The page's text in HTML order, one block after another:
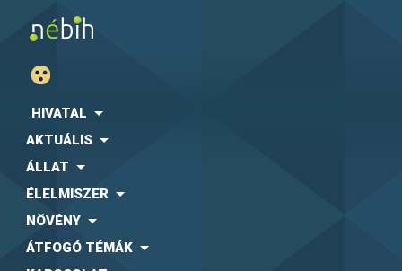
HIVATAL
AKTUÁLIS
ÁLLAT
ÉLELMISZER
NÖVÉNY
ÁTFOGÓ TÉMÁK